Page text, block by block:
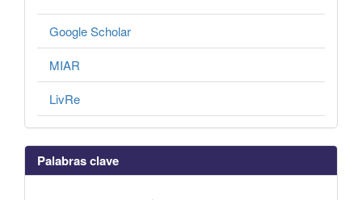
Google Scholar
MIAR
LivRe
Palabras clave